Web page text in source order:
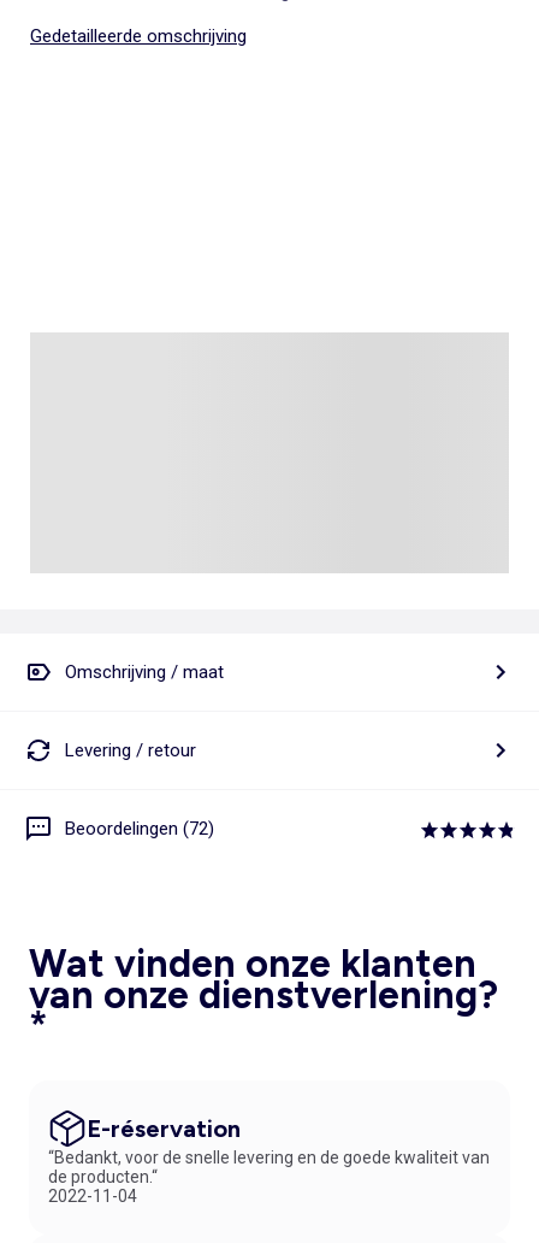
Gedetailleerde omschrijving
Omschrijving / maat
Levering / retour
Beoordelingen (72)
Wat vinden onze klanten
van onze dienstverlening?
*
E-réservation
“Bedankt, voor de snelle levering en de goede kwaliteit van
de producten.“
2022-11-04